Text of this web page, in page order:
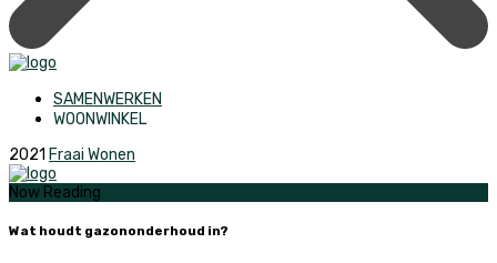
SAMENWERKEN
WOONWINKEL
2021 Fraai Wonen
Now Reading
Wat houdt gazononderhoud in?